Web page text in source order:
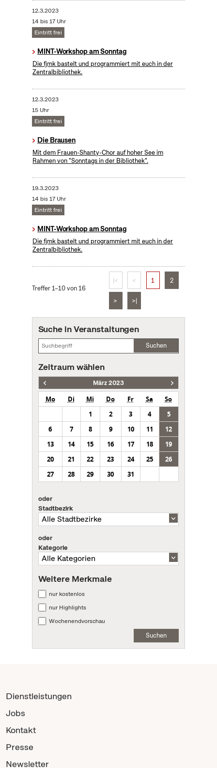
12.3.2023
14 bis 17 Uhr
Eintritt frei
MINT-Workshop am Sonntag
Die fjmk bastelt und programmiert mit euch in der
Zentralbibliothek.
12.3.2023
15 Uhr
Eintritt frei
Die Brausen
Mit dem Frauen-Shanty-Chor auf hoher See im
Rahmen von "Sonntags in der Bibliothek".
19.3.2023
14 bis 17 Uhr
Eintritt frei
MINT-Workshop am Sonntag
Die fjmk bastelt und programmiert mit euch in der
Zentralbibliothek.
Treffer 1–10 von 16
|< < 1 2
> >|
Suche in Veranstaltungen
Suchen
Zeitraum wählen
März 2023
Mo Di Mi Do Fr Sa
So
1
2 3 4
5
6
7 8 9 10 11
12
13
14 15 16 17 18
19
20
21 22 23 24 25
26
27
28 29 30 31
oder
Stadtbezirk
oder
Kategorie
Weitere Merkmale
nur kostenlos
nur Highlights
Wochenendvorschau
Suchen
Dienstleistungen
Jobs
Kontakt
Presse
Newsletter